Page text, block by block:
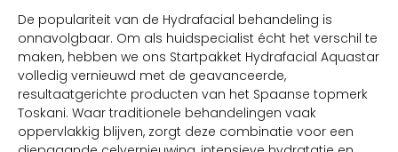
De populariteit van de Hydrafacial behandeling is
onnavolgbaar. Om als huidspecialist écht het verschil te
maken, hebben we ons Startpakket Hydrafacial Aquastar
volledig vernieuwd met de geavanceerde,
resultaatgerichte producten van het Spaanse topmerk
Toskani. Waar traditionele behandelingen vaak
oppervlakkig blijven, zorgt deze combinatie voor een